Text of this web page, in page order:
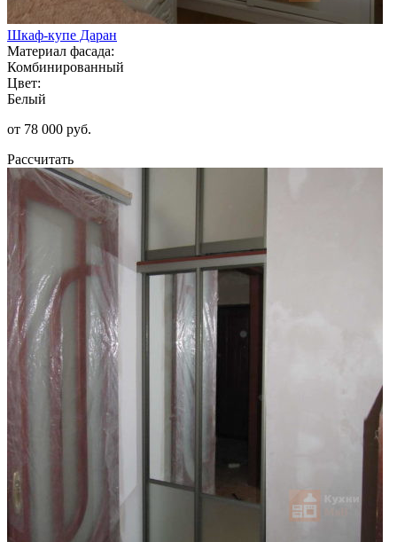
Шкаф-купе Даран
Материал фасада:
Комбинированный
Цвет:
Белый
от 78 000 руб.
Рассчитать